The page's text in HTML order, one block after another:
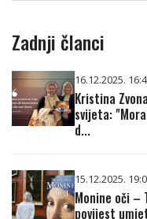
Zadnji članci
16.12.2025.
Kristina
svijeta:
d...
15.12.2025.
Monine oči –
povijest